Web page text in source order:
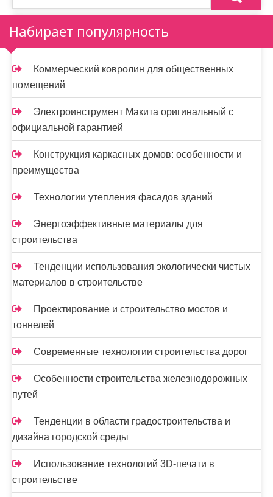
Набирает популярность
Коммерческий ковролин для общественных
помещений
Электроинструмент Макита оригинальный с
официальной гарантией
Конструкция каркасных домов: особенности и
преимущества
Технологии утепления фасадов зданий
Энергоэффективные материалы для
строительства
Тенденции использования экологически чистых
материалов в строительстве
Проектирование и строительство мостов и
тоннелей
Современные технологии строительства дорог
Особенности строительства железнодорожных
путей
Тенденции в области градостроительства и
дизайна городской среды
Использование технологий 3D-печати в
строительстве